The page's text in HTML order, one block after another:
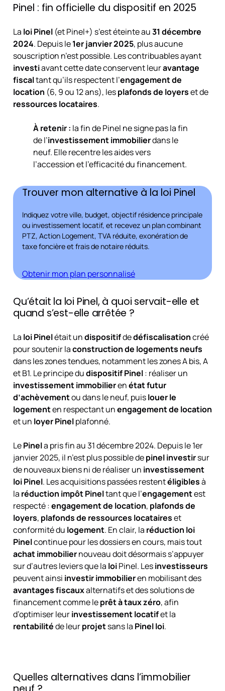
Pinel : fin officielle du dispositif en 2025
La loi Pinel(et Pinel+) s’est éteinte au31 décembre
2024. Depuis le1er janvier 2025, plus aucune
souscription n’est possible. Les contribuables ayant
investiavant cette date conservent leuravantage
fiscaltant qu’ils respectent l’engagement de
location (6, 9 ou 12 ans), lesplafonds de loyerset de
ressources locataires.
À retenir : la fin de Pinel ne signe pas la fin
de l’investissement immobilierdans le
neuf. Elle recentre les aides vers
l’accession et l’efficacité du financement.
Trouver mon alternative à la loi Pinel
Indiquez votre ville, budget, objectif résidence principale
ou investissement locatif, et recevez un plan combinant
PTZ, Action Logement, TVA réduite, exonération de
taxe foncière et frais de notaire réduits.
Obtenir mon plan personnalisé
Qu’était la loi Pinel, à quoi servait-elle et
quand s’est-elle arrêtée ?
La loi Pinelétait undispositifdedéfiscalisationcréé
pour soutenir laconstruction de logements neufs
dans les zones tendues, notamment les zones A bis, A
et B1. Le principe dudispositif Pinel: réaliser un
investissement immobilierenétat futur
d’achèvementou dans le neuf, puislouer le
logementen respectant unengagement de location
et un loyer Pinelplafonné.
LePinela pris fin au 31 décembre 2024. Depuis le 1er
janvier 2025, il n’est plus possible depinel investirsur
de nouveaux biens ni de réaliser un investissement
loi Pinel. Les acquisitions passées restentéligiblesà
la réduction impôt Pineltant que l’engagementest
respecté :engagement de location, plafonds de
loyers, plafonds de ressources locataireset
conformité du logement. En clair, la réduction loi
Pinelcontinue pour les dossiers en cours, mais tout
achat immobiliernouveau doit désormais s’appuyer
sur d’autres leviers que la loiPinel. Lesinvestisseurs
peuvent ainsi investir immobilieren mobilisant des
avantages fiscauxalternatifs et des solutions de
financement comme leprêt à taux zéro, afin
d’optimiser leurinvestissement locatifet la
rentabilitéde leurprojetsans la Pinel loi.
Quelles alternatives dans l’immobilier